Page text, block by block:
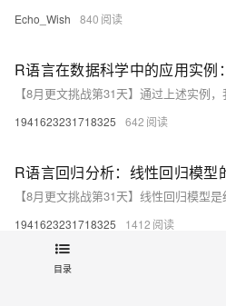
目录
Echo_Wish 840
R语言在数据科学中的应用实例
1941623231718325 642
R语言回归分析：线性回归模型
1941623231718325 1412
热门文章